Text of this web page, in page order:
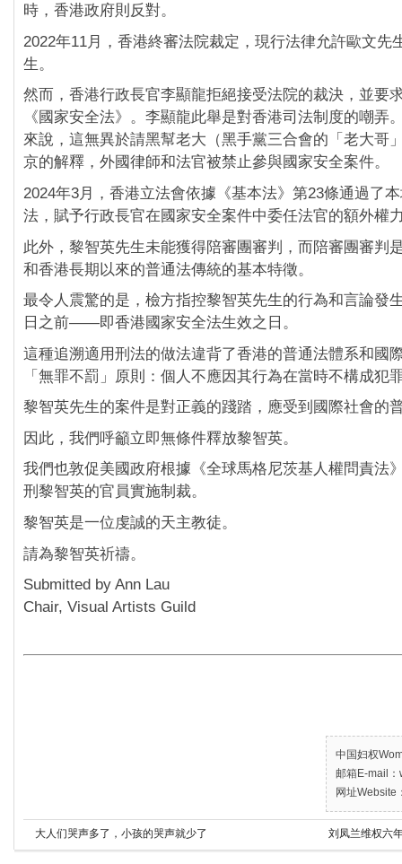
時，香港政府則反對。
2022年11月，香港終審法院裁定，現行法律允許歐文先
生。
然而，香港行政長官李顯龍拒絕接受法院的裁決，並要
《國家安全法》。李顯龍此舉是對香港司法制度的嘲弄
來說，這無異於請黑幫老大（黑手黨三合會的「老大哥
京的解釋，外國律師和法官被禁止參與國家安全案件。
2024年3月，香港立法會依據《基本法》第23條通過了
法，賦予行政長官在國家安全案件中委任法官的額外權
此外，黎智英先生未能獲得陪審團審判，而陪審團審判
和香港長期以來的普通法傳統的基本特徵。
最令人震驚的是，檢方指控黎智英先生的行為和言論發
日之前——即香港國家安全法生效之日。
這種追溯適用刑法的做法違背了香港的普通法體系和
「無罪不罰」原則：個人不應因其行為在當時不構成犯
黎智英先生的案件是對正義的踐踏，應受到國際社會的
因此，我們呼籲立即無條件釋放黎智英。
我們也敦促美國政府根據《全球馬格尼茨基人權問責法
刑黎智英的官員實施制裁。
黎智英是一位虔誠的天主教徒。
請為黎智英祈禱。
Submitted by Ann Lau
Chair, Visual Artists Guild
中国妇权
邮箱E-mail
网址Website
大人们哭声多了，小孩的哭声就少了 刘凤兰维权六